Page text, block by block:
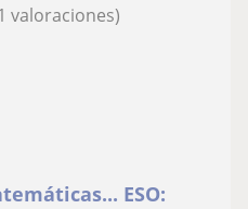
valoraciones)
ESO: